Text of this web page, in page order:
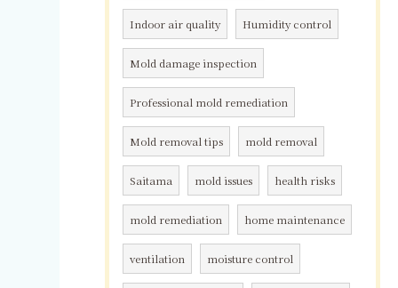
Indoor air quality Humidity control
Mold damage inspection
Professional mold remediation
Mold removal tips mold removal
Saitama mold issues health risks
mold remediation home maintenance
ventilation moisture control